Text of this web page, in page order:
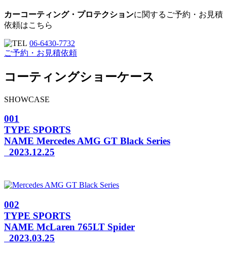
カーコーティング・プロテクションに関するご予約・お見積
依頼はこちら
06-6430-7732
ご予約・お見積依頼
コーティングショーケース
SHOWCASE
001
TYPE SPORTS
NAME Mercedes AMG GT Black Series
2023.12.25
002
TYPE SPORTS
NAME McLaren 765LT Spider
2023.03.25